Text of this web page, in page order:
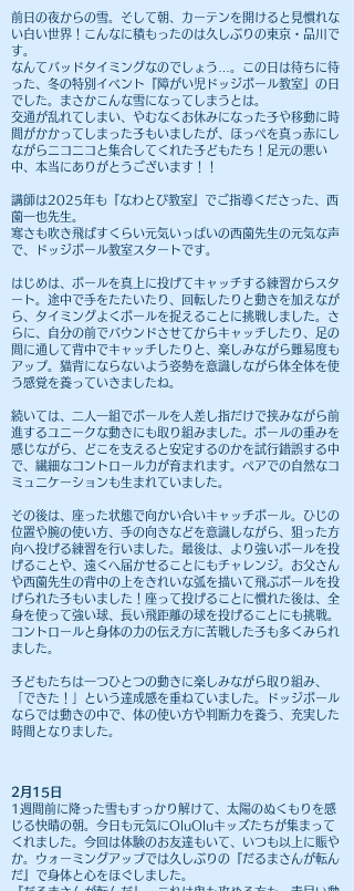
前日の夜からの雪。そして朝、カーテンを開けると見慣れな
い白い世界！こんなに積もったのは久しぶりの東京・品川で
す。
なんてバッドタイミングなのでしょう…。この日は待ちに待
った、冬の特別イベント『障がい児ドッジボール教室』の日
でした。まさかこんな雪になってしまうとは。
交通が乱れてしまい、やむなくお休みになった子や移動に時
間がかかってしまった子もいましたが、ほっぺを真っ赤にし
ながらニコニコと集合してくれた子どもたち！足元の悪い
中、本当にありがとうございます！！
講師は2025年も『なわとび教室』でご指導くださった、西
薗一也先生。
寒さも吹き飛ばすくらい元気いっぱいの西薗先生の元気な声
で、ドッジボール教室スタートです。
はじめは、ボールを真上に投げてキャッチする練習からスタ
ート。途中で手をたたいたり、回転したりと動きを加えなが
ら、タイミングよくボールを捉えることに挑戦しました。さ
らに、自分の前でバウンドさせてからキャッチしたり、足の
間に通して背中でキャッチしたりと、楽しみながら難易度も
アップ。猫背にならないよう姿勢を意識しながら体全体を使
う感覚を養っていきましたね。
続いては、二人一組でボールを人差し指だけで挟みながら前
進するユニークな動きにも取り組みました。ボールの重みを
感じながら、どこを支えると安定するのかを試行錯誤する中
で、繊細なコントロール力が育まれます。ペアでの自然なコ
ミュニケーションも生まれていました。
その後は、座った状態で向かい合いキャッチボール。ひじの
位置や腕の使い方、手の向きなどを意識しながら、狙った方
向へ投げる練習を行いました。最後は、より強いボールを投
げることや、遠くへ届かせることにもチャレンジ。お父さん
や西薗先生の背中の上をきれいな弧を描いて飛ぶボールを投
げられた子もいました！座って投げることに慣れた後は、全
身を使って強い球、長い飛距離の球を投げることにも挑戦。
コントロールと身体の力の伝え方に苦戦した子も多くみられ
ました。
子どもたちは一つひとつの動きに楽しみながら取り組み、
「できた！」という達成感を重ねていました。ドッジボール
ならでは動きの中で、体の使い方や判断力を養う、充実した
時間となりました。
2月15日​
1週間前に降った雪もすっかり解けて、太陽のぬくもりを感
じる快晴の朝。今日も元気にOluOluキッズたちが集まって
くれました。今回は体験のお友達もいて、いつも以上に賑や
か。ウォーミングアップでは久しぶりの『だるまさんが転ん
だ』で身体と心をほぐしました。